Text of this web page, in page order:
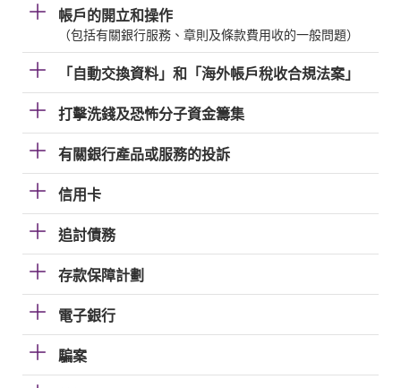
帳戶的開立和操作
（包括有關銀行服務、章則及條款費用收的一般問題）
「自動交換資料」和「海外帳戶稅收合規法案」
打擊洗錢及恐怖分子資金籌集
有關銀行產品或服務的投訴
信用卡
追討債務
存款保障計劃
電子銀行
騙案